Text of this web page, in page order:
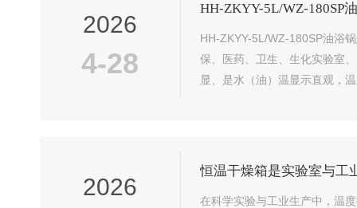
2026
4-28
HH-ZKYY-5L/WZ-180SP
HH-ZKYY-5L/WZ-180SP油浴
保、医药、卫生、生化实验室
显、是水（油）温显示直观，
2026
恒温干燥箱是实验室与工
在科学实验与工业生产中，温